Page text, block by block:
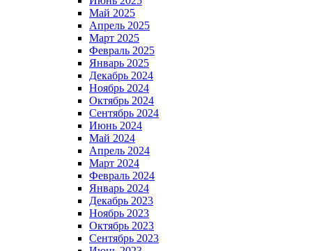
Май 2025
Апрель 2025
Март 2025
Февраль 2025
Январь 2025
Декабрь 2024
Ноябрь 2024
Октябрь 2024
Сентябрь 2024
Июнь 2024
Май 2024
Апрель 2024
Март 2024
Февраль 2024
Январь 2024
Декабрь 2023
Ноябрь 2023
Октябрь 2023
Сентябрь 2023